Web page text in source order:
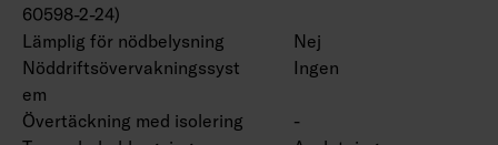
60598-2-24)
Lämplig för nödbelysning
Nej
Nöddriftsövervakningssyst
em
Ingen
Övertäckning med isolering
-